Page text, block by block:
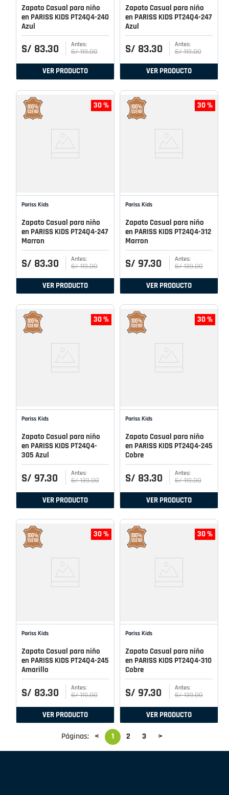
Zapato Casual para niño
en PARISS KIDS PT24Q4-240
Azul
S/ 83.30 S/ 119.00
VER PRODUCTO
Zapato Casual para niño
en PARISS KIDS PT24Q4-247
Azul
S/ 83.30 S/ 119.00
VER PRODUCTO
30 %
Pariss Kids
Zapato Casual para niño
en PARISS KIDS PT24Q4-247
Marron
S/ 83.30 S/ 119.00
VER PRODUCTO
30 %
Pariss Kids
Zapato Casual para niño
en PARISS KIDS PT24Q4-312
Marron
S/ 97.30 S/ 139.00
VER PRODUCTO
30 %
Pariss Kids
Zapato Casual para niño
en PARISS KIDS PT24Q4-
305 Azul
S/ 97.30 S/ 139.00
VER PRODUCTO
30 %
Pariss Kids
Zapato Casual para niño
en PARISS KIDS PT24Q4-245
Cobre
S/ 83.30 S/ 119.00
VER PRODUCTO
30 %
Pariss Kids
Zapato Casual para niño
en PARISS KIDS PT24Q4-245
Amarillo
S/ 83.30 S/ 119.00
VER PRODUCTO
30 %
Pariss Kids
Zapato Casual para niño
en PARISS KIDS PT24Q4-310
Cobre
S/ 97.30 S/ 139.00
VER PRODUCTO
Páginas: < 1 2 3 >